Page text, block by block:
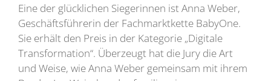
Eine der glücklichen Siegerinnen ist Anna Weber,
Geschäftsführerin der Fachmarktkette BabyOne.
Sie erhält den Preis in der Kategorie „Digitale
Transformation“. Überzeugt hat die Jury die Art
und Weise, wie Anna Weber gemeinsam mit ihrem